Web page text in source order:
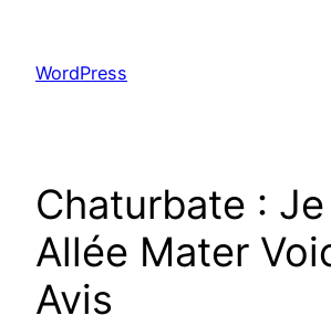
content
WordPress
Chaturbate :
Allée Mater
Avis